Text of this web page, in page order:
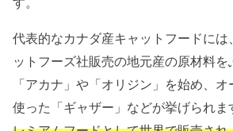
代表的なカナダ産キャットフードには
ットフーズ社販売の地元産の原材料を
「アカナ」や「オリジン」を始め、
使った「ギャザー」などが挙げられま